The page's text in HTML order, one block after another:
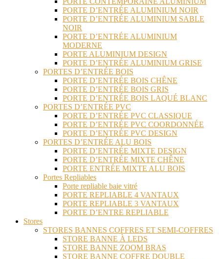
PORTE D’ENTRÉE ALUMINIUM NOIR
PORTE D’ENTRÉE ALUMINIUM SABLE
NOIR
PORTE D’ENTRÉE ALUMINIUM
MODERNE
PORTE ALUMINIUM DESIGN
PORTE D’ENTRÉE ALUMINIUM GRISE
PORTES D’ENTRÉE BOIS
PORTE D’ENTRÉE BOIS CHÊNE
PORTE D’ENTRÉE BOIS GRIS
PORTE D’ENTRÉE BOIS LAQUÉ BLANC
PORTES D’ENTRÉE PVC
PORTE D’ENTRÉE PVC CLASSIQUE
PORTE D’ENTRÉE PVC COORDONNÉE
PORTE D’ENTRÉE PVC DESIGN
PORTES D’ENTRÉE ALU BOIS
PORTE D’ENTRÉE MIXTE DESIGN
PORTE D’ENTRÉE MIXTE CHÊNE
PORTE ENTRÉE MIXTE ALU BOIS
Portes Repliables
Porte repliable baie vitré
PORTE REPLIABLE 4 VANTAUX
PORTE REPLIABLE 3 VANTAUX
PORTE D’ENTRE REPLIABLE
Stores
STORES BANNES COFFRES ET SEMI-COFFRES
STORE BANNE À LEDS
STORE BANNE ZOOM BRAS
STORE BANNE COFFRE DOUBLE